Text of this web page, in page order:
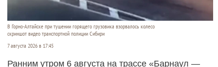
В Горно-Алтайске при тушении горящего грузовика взорвалось колесо
скриншот видео транспортной полиции Сибири
7 августа 2026 в 17:45
Ранним утром 6 августа на трассе «Барнаул —